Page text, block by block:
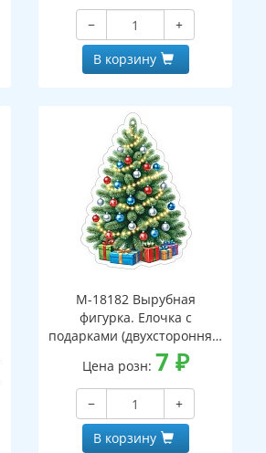
−
+
В корзину
М-18182 Вырубная
фигурка. Елочка с
подарками (двухсторонняя,
ВД-лак)
Цена розн: 7 ₽
−
+
В корзину